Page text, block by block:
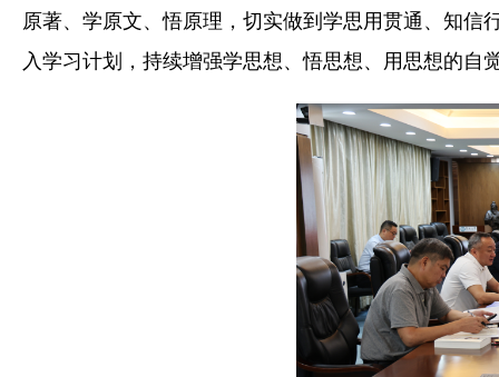
原著、学原文、悟原理，切实做到学思用贯通、知信
入学习计划，持续增强学思想、悟思想、用思想的自